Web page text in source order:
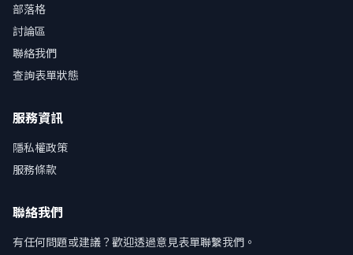
部落格
討論區
聯絡我們
查詢表單狀態
服務資訊
隱私權政策
服務條款
聯絡我們
有任何問題或建議？歡迎透過意見表單聯繫我們。